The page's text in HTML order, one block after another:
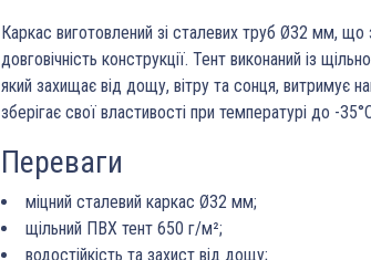
Каркас виготовлений зі сталевих труб Ø32 мм, що
довговічність конструкції. Тент виконаний із
який захищає від дощу, вітру та сонця, витримує
зберігає свої властивості при температурі до -
Переваги
міцний сталевий каркас Ø32 мм;
щільний ПВХ тент 650 г/м²;
водостійкість та захист від дощу;